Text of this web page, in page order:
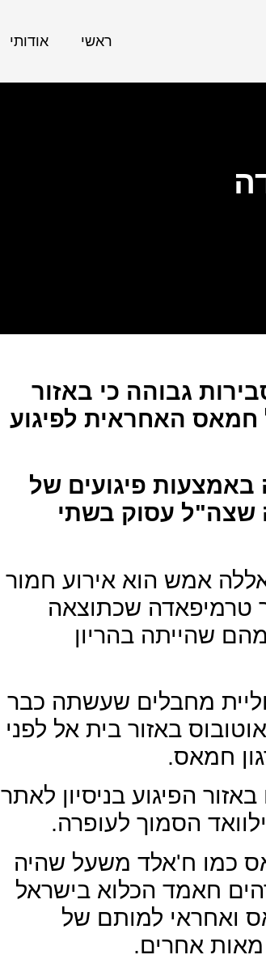
ראשי אודותי
גבוהה כי באזור
חמאס האחראית לפיגוע
פיגועים של
שצה"ל עסוק בשתי
אמש הוא אירוע חמור
טרמיפאדה שכתוצאה
אחת מהם שהייתה בהריון
מחבלים שעשתה כבר
באזור בית אל לפני
חמאס.
הפיגוע בניסיון לאתר
הסמוך לעופרה.
כמו ח'אלד משעל שהיה
חאמד הכלוא בישראל
ואחראי למותם של
אחרים.